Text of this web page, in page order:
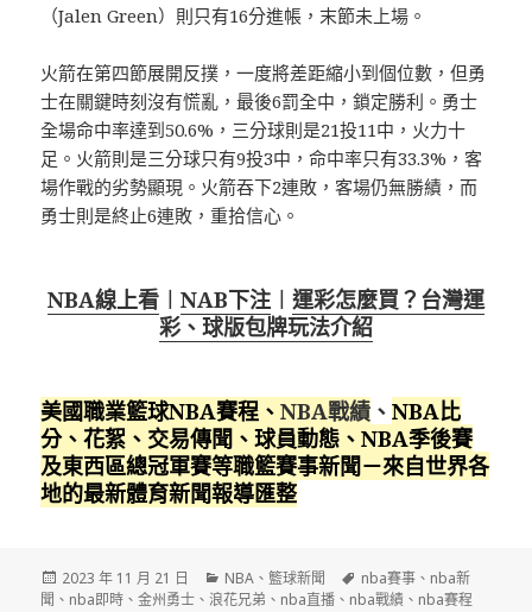
（Jalen Green）則只有16分進帳，末節未上場。
火箭在第四節展開反撲，一度將差距縮小到個位數，但勇
士在關鍵時刻沒有慌亂，最後6罰全中，鎖定勝利。勇士
全場命中率達到50.6%，三分球則是21投11中，火力十
足。火箭則是三分球只有9投3中，命中率只有33.3%，客
場作戰的劣勢顯現。火箭吞下2連敗，客場仍無勝績，而
勇士則是終止6連敗，重拾信心。
NBA線上看 ︱ NAB下注 ︱ 運彩怎麼買？台灣運
彩、球版包牌玩法介紹
美國職業籃球NBA賽程 、NBA戰績 、NBA比
分、花絮、交易傳聞、球員動態、NBA季後賽
及東西區總冠軍賽等職籃賽事新聞－來自世界各
地的最新體育新聞報導匯整
發
佈
2023 年 11 月 21 日
分
類
NBA 、籃球新聞
標
籤
nba賽事 、 nba新
聞 、 nba即時 、金州勇士 、浪花兄弟 、 nba直播 、 nba戰績 、 nba賽程